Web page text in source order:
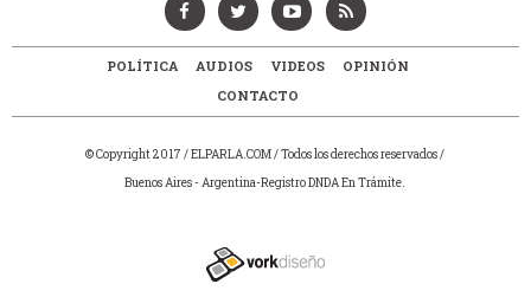
POLÍTICA AUDIOS VIDEOS
OPINIÓN
CONTACTO
© Copyright 2017 / ELPARLA.COM / Todos los derechos reservados /
Buenos Aires - Argentina-Registro DNDA En Trámite.